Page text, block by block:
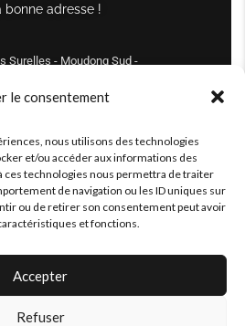
le consentement
nous utilisons des technologies
et/ou accéder aux informations des
ces technologies nous permettra de traiter
de navigation ou les ID uniques sur
ou de retirer son consentement peut avoir
et fonctions.
Accepter
Refuser
bonne adresse !
Surelles - Moudong Sud -